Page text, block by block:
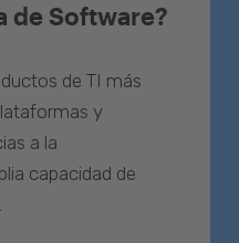
de Software?
de TI más
y
a la
capacidad de